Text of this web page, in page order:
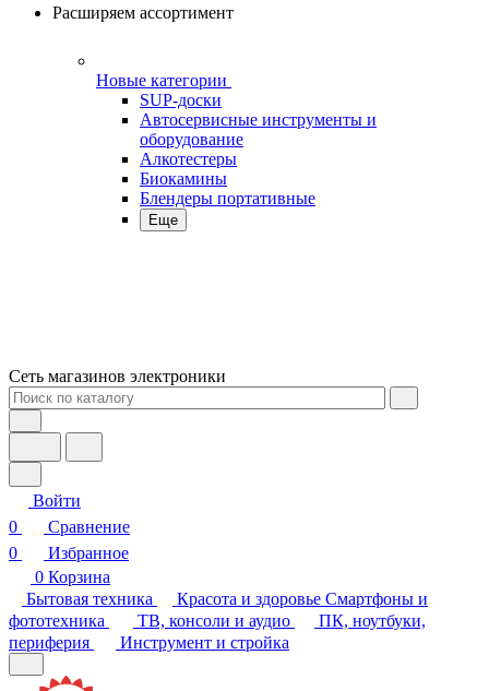
Расширяем ассортимент
Новые категории
SUP-доски
Автосервисные инструменты и
оборудование
Алкотестеры
Биокамины
Блендеры портативные
Еще
Сеть магазинов электроники
Войти
0
Сравнение
0
Избранное
0 Корзина
Бытовая техника
Красота и здоровье Смартфоны и
фототехника
ТВ, консоли и аудио
ПК, ноутбуки,
периферия
Инструмент и стройка